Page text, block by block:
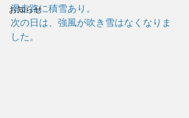
お知らせ
滑走路に積雪あり。
次の日は、強風が吹き雪はなくなりま
した。